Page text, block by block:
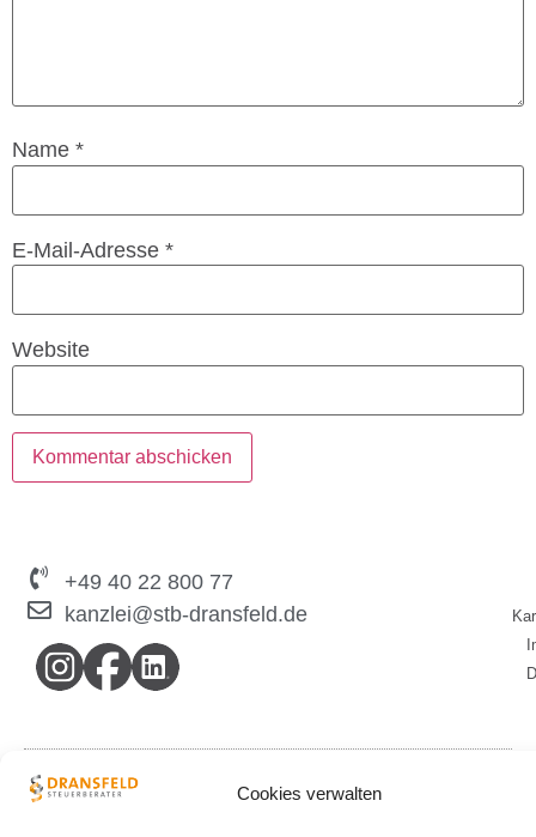
Cookies verwalten
Name *
E-Mail-Adresse *
Website
+49 40 22 800 77
kanzlei@stb-dransfeld.de